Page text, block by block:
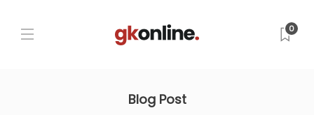
0
Blog Post